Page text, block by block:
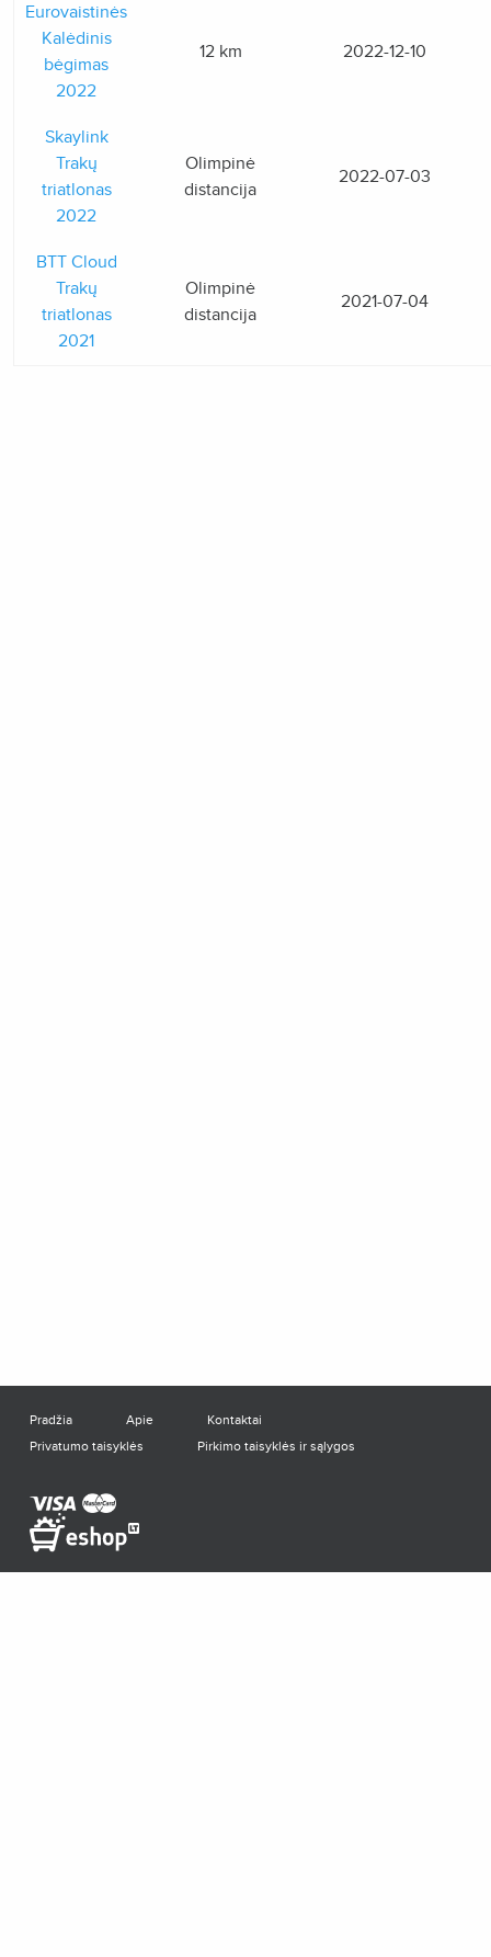
Eurovaistinės
Kalėdinis
bėgimas
2022
12 km 2022-12-10
Skaylink
Trakų
triatlonas
2022
Olimpinė
distancija
2022-07-03
BTT Cloud
Trakų
triatlonas
2021
Olimpinė
distancija
2021-07-04
Pradžia Apie
Kontaktai
Privatumo taisyklės
Pirkimo taisyklės ir sąlygos